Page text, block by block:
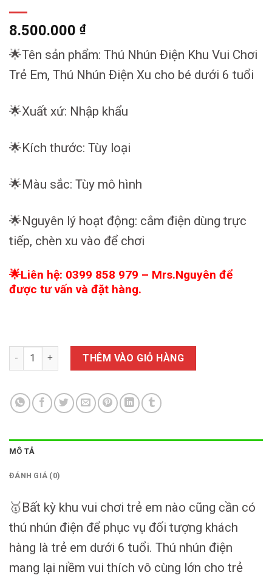
8.500.000 ₫
🌟Tên sản phẩm: Thú Nhún Điện Khu Vui Chơi
Trẻ Em, Thú Nhún Điện Xu cho bé dưới 6 tuổi
🌟Xuất xứ: Nhập khẩu
🌟Kích thước: Tùy loại
🌟Màu sắc: Tùy mô hình
🌟Nguyên lý hoạt động: cắm điện dùng trực
tiếp, chèn xu vào để chơi
🌟Liên hệ: 0399 858 979 – Mrs.Nguyên để
được tư vấn và đặt hàng.
Thú Nhún Điện Khu Vui Chơi Trẻ Em, Thú Nhún Điện Xu cho
THÊM VÀO GIỎ HÀNG
MÔ TẢ
ĐÁNH GIÁ (0)
🥇Bất kỳ khu vui chơi trẻ em nào cũng cần có
thú nhún điện để phục vụ đối tượng khách
hàng là trẻ em dưới 6 tuổi. Thú nhún điện
mang lại niềm vui thích vô cùng lớn cho trẻ